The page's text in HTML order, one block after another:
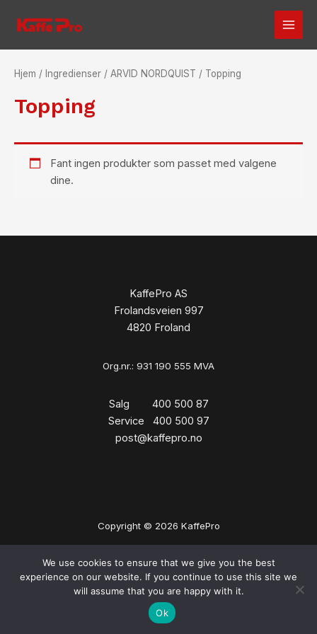
Hjem / Ingredienser / ARVID NORDQUIST / Topping
Topping
Fant ingen produkter som passet med valgene
dine.
KaffePro AS
Frolandsveien 997
4820 Froland
Org.nr.: 931 190 555 MVA
Salg 400 500 87
Service 400 500 97
post@kaffepro.no
Copyright © 2026 KaffePro
We use cookies to ensure that we give you the best
experience on our website. If you continue to use this site we
will assume that you are happy with it.
Ok